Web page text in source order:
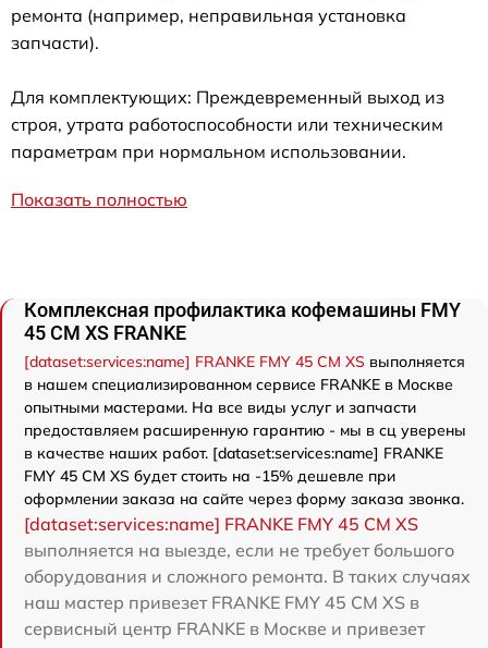
ремонта (например, неправильная установка
запчасти).
Для комплектующих: Преждевременный выход из
строя, утрата работоспособности или техническим
параметрам при нормальном использовании.
Показать полностью
Комплексная профилактика кофемашины FMY
45 CM XS FRANKE
[dataset:services:name] FRANKE FMY 45 CM XS выполняется
в нашем специализированном сервисе FRANKE в Москве
опытными мастерами. На все виды услуг и запчасти
предоставляем расширенную гарантию - мы в сц уверены
в качестве наших работ. [dataset:services:name] FRANKE
FMY 45 CM XS будет стоить на -15% дешевле при
оформлении заказа на сайте через форму заказа звонка.
[dataset:services:name] FRANKE FMY 45 CM XS
выполняется на выезде, если не требует большого
оборудования и сложного ремонта. В таких случаях
наш мастер привезет FRANKE FMY 45 CM XS в
сервисный центр FRANKE в Москве и привезет